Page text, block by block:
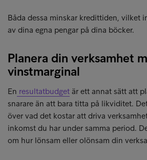
Båda dessa minskar kredittiden, vilket
av dina egna pengar på dina böcker.
Planera din verksamhet
vinstmarginal
En resultatbudget är ett annat sätt att
snarare än att bara titta på likviditet.
över vad det kostar att driva
inkomst du har under samma period.
om hur lönsam eller olönsam din